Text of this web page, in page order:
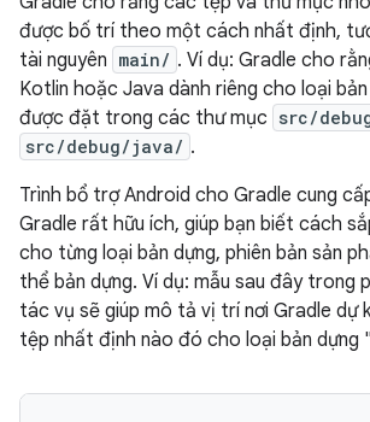
được bố trí theo một cách nhất định,
tài nguyên main/ . Ví dụ: Gradle cho
Kotlin hoặc Java dành riêng cho loại
được đặt trong các thư mục src/
src/debug/java/ .
Trình bổ trợ Android cho Gradle cung
Gradle rất hữu ích, giúp bạn biết cách
cho từng loại bản dựng, phiên bản sản
thể bản dựng. Ví dụ: mẫu sau đây trong
tác vụ sẽ giúp mô tả vị trí nơi Gradle dự
tệp nhất định nào đó cho loại bản dựng